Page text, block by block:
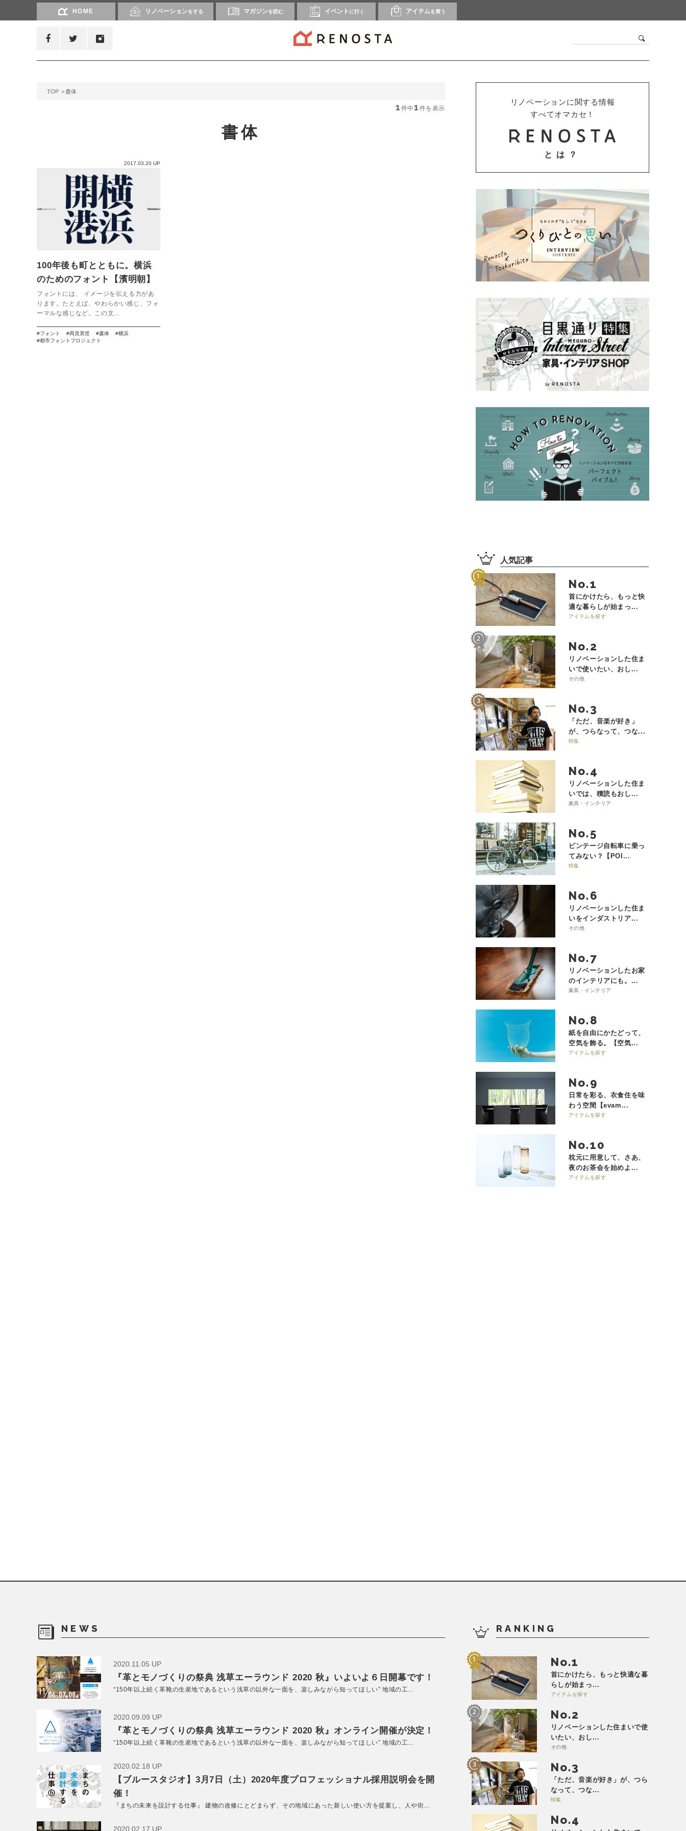
HOME リノベーションをする マガジンを読む イベント に行く アイテムを買う
TOP 書体
1 件中1 件を表示
書体
2017.03.20 UP
100年後も町とともに。横浜
のためのフォント【濱明朝】
フォントには、 イメージを伝える力があ
ります。たとえば、やわらかい感じ、フォ
ーマルな感じなど。この文...
フォント 両見英世 書体
横浜
都市フォントプロジェクト
リノベーションに関する情報
すべてオマカセ！
とは？
人気記事
No.
首にかけたら、もっと快
適な暮らしが始まっ...
アイテムを探す
No.
リノベーションした住ま
いで使いたい、おし...
その他
No.
「ただ、音楽が好き」
が、つらなって、つな...
特集
No.
リノベーションした住ま
いでは、積読もおし...
家具・インテリア
No.
ビンテージ自転車に乗っ
てみない？【POI...
特集
No.
リノベーションした住ま
いをインダストリア...
その他
No.
リノベーションしたお家
のインテリアにも。...
家具・インテリア
No.
紙を自由にかたどって、
空気を飾る。【空気...
アイテムを探す
No.
日常を彩る、衣食住を味
わう空間【evam...
アイテムを探す
No.
枕元に用意して、さあ、
夜のお茶会を始めよ...
アイテムを探す
NEWS
2020.11.05 UP
『革とモノづくりの祭典 浅草エーラウンド 2020 秋』いよいよ６日開幕です！
“150年以上続く革靴の生産地であるという浅草の以外な一面を、楽しみながら知ってほしい” 地域の工...
2020.09.09 UP
『革とモノづくりの祭典 浅草エーラウンド 2020 秋』オンライン開催が決定！
“150年以上続く革靴の生産地であるという浅草の以外な一面を、楽しみながら知ってほしい” 地域の工...
2020.02.18 UP
【ブルースタジオ】3月7日（土）2020年度プロフェッショナル採用説明会を開
催！
『まちの未来を設計する仕事』 建物の改修にとどまらず、その地域にあった新しい使い方を提案し、人や街...
2020.02.17 UP
RANKING
No.
首にかけたら、もっと快適な暮
らしが始まっ...
アイテムを探す
No.
リノベーションした住まいで使
いたい、おし...
その他
No.
「ただ、音楽が好き」が、つら
なって、つな...
特集
No.